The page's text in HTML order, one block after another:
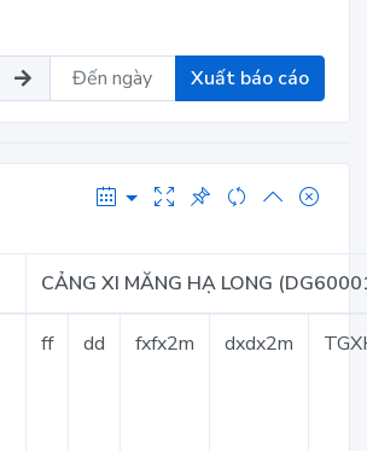
Xuất báo cáo
CẢNG XI MĂNG HẠ LONG
ff dd fxfx2m dxdx2m